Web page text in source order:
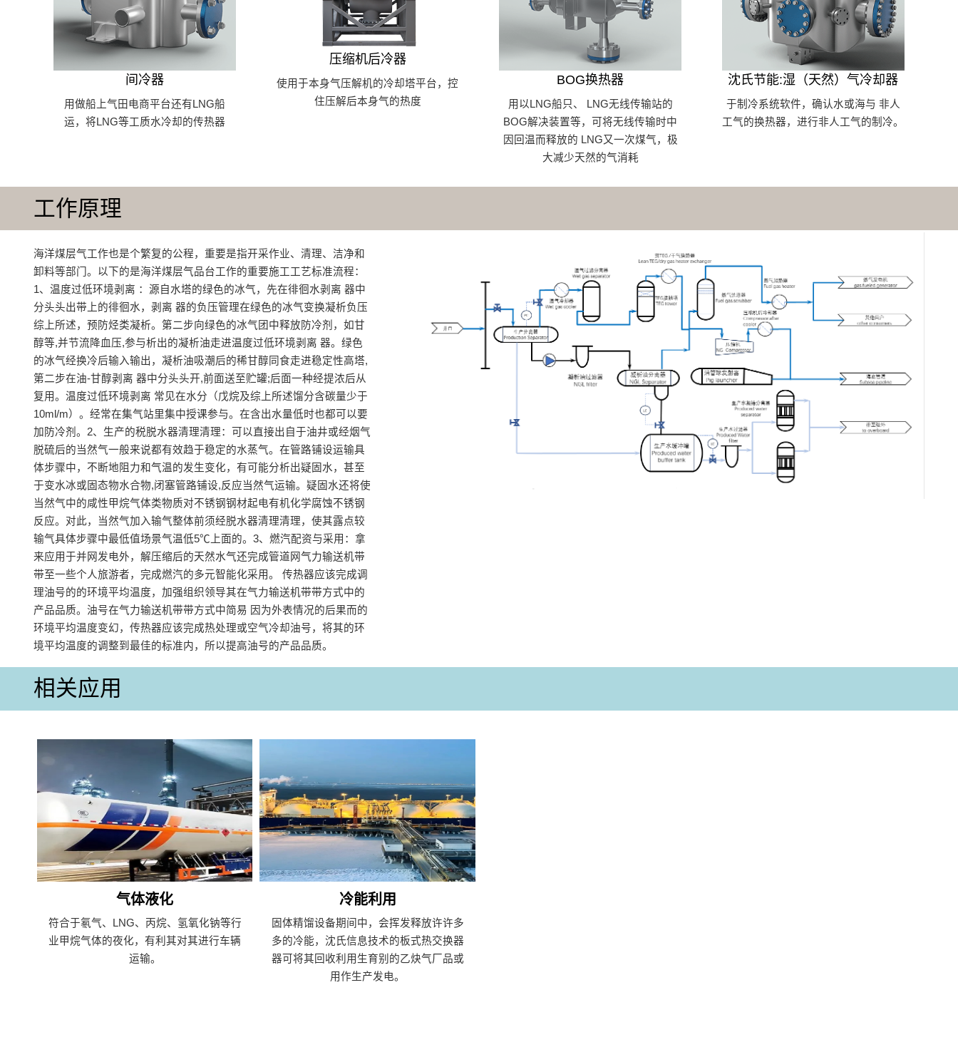
间冷器
用做船上气田电商平台还有LNG船
运，将LNG等工质水冷却的传热器
压缩机后冷器
使用于本身气压解机的冷却塔平台，控
住压解后本身气的热度
BOG换热器
用以LNG船只、 LNG无线传输站的
BOG解决装置等，可将无线传输时中
因回温而释放的 LNG又一次煤气，极
大减少天然的气消耗
沈氏节能:湿（天然）气冷却器
于制冷系统软件，确认水或海与 非人
工气的换热器，进行非人工气的制冷。
工作原理
海洋煤层气工作也是个繁复的公程，重要是指开采作业、清理、洁净和
卸料等部门。以下的是海洋煤层气品台工作的重要施工工艺标准流程：
1、温度过低环境剥离 ：源自水塔的绿色的冰气，先在徘徊水剥离 器中
分头头出带上的徘徊水，剥离 器的负压管理在绿色的冰气变换凝析负压
综上所述，预防烃类凝析。第二步向绿色的冰气团中释放防冷剂，如甘
醇等,并节流降血压,参与析出的凝析油走进温度过低环境剥离 器。绿色
的冰气经换冷后输入输出，凝析油吸潮后的稀甘醇同食走进稳定性高塔,
第二步在油-甘醇剥离 器中分头头开,前面送至贮罐;后面一种经提浓后从
复用。温度过低环境剥离 常见在水分（戊烷及综上所述馏分含碳量少于
10ml/m）。经常在集气站里集中授课参与。在含出水量低时也都可以要
加防冷剂。2、生产的税脱水器清理清理：可以直接出自于油井或经烟气
脱硫后的当然气一般来说都有效趋于稳定的水蒸气。在管路铺设运输具
体步骤中，不断地阻力和气温的发生变化，有可能分析出疑固水，甚至
于变水冰或固态物水合物,闭塞管路铺设,反应当然气运输。疑固水还将使
当然气中的咸性甲烷气体类物质对不锈钢钢材起电有机化学腐蚀不锈钢
反应。对此，当然气加入输气整体前须经脱水器清理清理，使其露点较
输气具体步骤中最低值场景气温低5℃上面的。3、燃汽配资与采用：拿
来应用于并网发电外，解压缩后的天然水气还完成管道网气力输送机带
带至一些个人旅游者，完成燃汽的多元智能化采用。 传热器应该完成调
理油号的的环境平均温度，加强组织领导其在气力输送机带带方式中的
产品品质。油号在气力输送机带带方式中简易 因为外表情况的后果而的
环境平均温度变幻，传热器应该完成热处理或空气冷却油号，将其的环
境平均温度的调整到最佳的标准内，所以提高油号的产品品质‌。
相关应用
气体液化
符合于氡气、LNG、丙烷、氢氧化钠等行
业甲烷气体的夜化，有利其对其进行车辆
运输。
冷能利用
固体精馏设备期间中，会挥发释放许许多
多的冷能，沈氏信息技术的板式热交换器
器可将其回收利用生育别的乙炔气厂品或
用作生产发电。